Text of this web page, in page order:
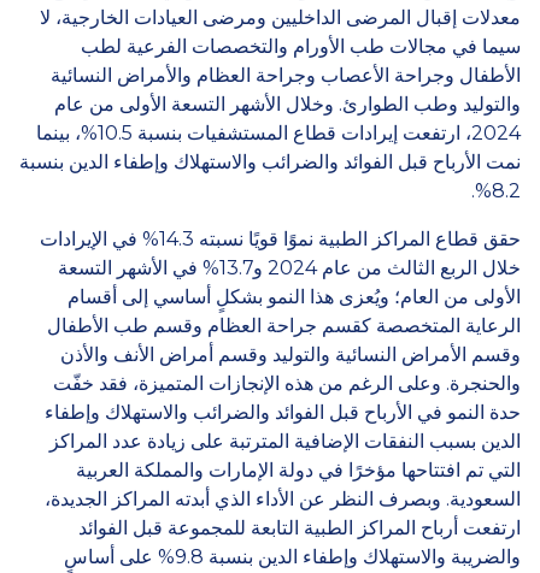
معدلات إقبال المرضى الداخليين ومرضى العيادات الخارجية، لا
سيما في مجالات طب الأورام والتخصصات الفرعية لطب
الأطفال وجراحة الأعصاب وجراحة العظام والأمراض النسائية
والتوليد وطب الطوارئ. وخلال الأشهر التسعة الأولى من عام
2024، ارتفعت إيرادات قطاع المستشفيات بنسبة 10.5%، بينما
نمت الأرباح قبل الفوائد والضرائب والاستهلاك وإطفاء الدين بنسبة
8.2%.
حقق قطاع المراكز الطبية نموًا قويًا نسبته 14.3% في الإيرادات
خلال الربع الثالث من عام 2024 و13.7% في الأشهر التسعة
الأولى من العام؛ ويُعزى هذا النمو بشكلٍ أساسي إلى أقسام
الرعاية المتخصصة كقسم جراحة العظام وقسم طب الأطفال
وقسم الأمراض النسائية والتوليد وقسم أمراض الأنف والأذن
والحنجرة. وعلى الرغم من هذه الإنجازات المتميزة، فقد خفّت
حدة النمو في الأرباح قبل الفوائد والضرائب والاستهلاك وإطفاء
الدين بسبب النفقات الإضافية المترتبة على زيادة عدد المراكز
التي تم افتتاحها مؤخرًا في دولة الإمارات والمملكة العربية
السعودية. وبصرف النظر عن الأداء الذي أبدته المراكز الجديدة،
ارتفعت أرباح المراكز الطبية التابعة للمجموعة قبل الفوائد
والضريبة والاستهلاك وإطفاء الدين بنسبة 9.8% على أساسٍ